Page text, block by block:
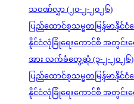
သဝဏ်လွှာ (၂၀-၂-၂၀၂၆)
ပြည်ထောင်စုသမ္မတမြန်မာနိုင်
နိုင်ငံလုံခြုံရေးကောင်စီ အတွင်
အား လက်ခံတွေ့ဆုံ (၃-၂-၂၀၂၆)
ပြည်ထောင်စုသမ္မတမြန်မာနိုင်
နိုင်ငံလုံခြုံရေးကောင်စီ အတွင်